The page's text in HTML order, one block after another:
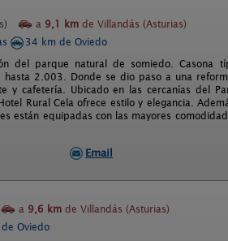
a 9,1 km de Villandás (Asturias)
34 km de Oviedo
del parque natural de somiedo. Casona
hasta 2.003. Donde se dio paso a una
y cafetería. Ubicado en las cercanías del
Rural Cela ofrece estilo y elegancia.
están equipadas con las mayores
Email
a 9,6 km de Villandás (Asturias)
Oviedo